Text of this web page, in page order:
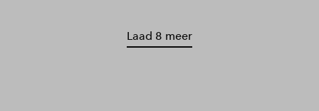
Laad 8 meer